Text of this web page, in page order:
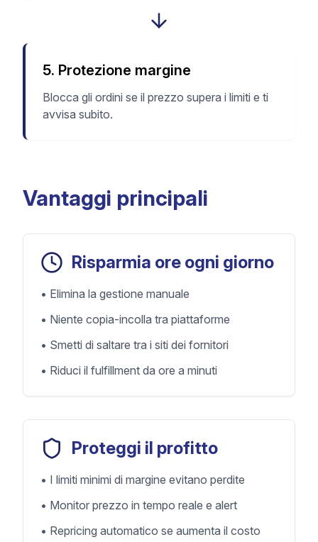
5. Protezione margine
Blocca gli ordini se il prezzo supera i limiti e ti
avvisa subito.
Vantaggi principali
Risparmia ore ogni giorno
• Elimina la gestione manuale
• Niente copia-incolla tra piattaforme
• Smetti di saltare tra i siti dei fornitori
• Riduci il fulfillment da ore a minuti
Proteggi il profitto
• I limiti minimi di margine evitano perdite
• Monitor prezzo in tempo reale e alert
• Repricing automatico se aumenta il costo